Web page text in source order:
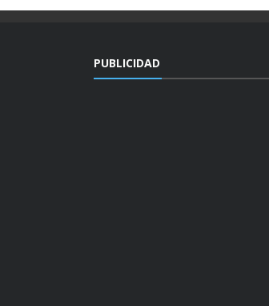
PUBLICIDAD